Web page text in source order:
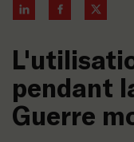
pendant
Guerre